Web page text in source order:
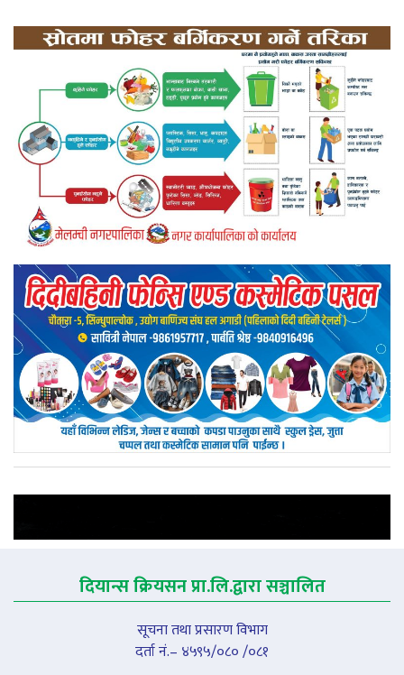
दियान्स क्रियसन प्रा.लि.द्वारा सञ्चालित
सूचना तथा प्रसारण विभाग
दर्ता नं.– ४५९५/०८० /०८१